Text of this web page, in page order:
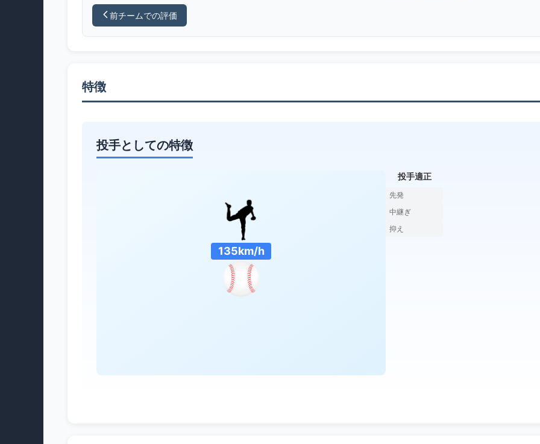
前チームでの評価
特徴
投手としての特徴
135km/h
投手適正
先発
中継ぎ
抑え